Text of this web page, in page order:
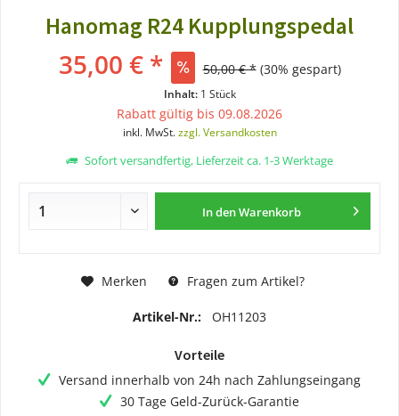
Hanomag R24 Kupplungspedal
35,00 € * 50,00 € * (30% gespart)
Inhalt: 1 Stück
Rabatt gültig bis 09.08.2026
inkl. MwSt.zzgl. Versandkosten
Sofort versandfertig, Lieferzeit ca. 1-3 Werktage
In denWarenkorb
Merken Fragen zum Artikel?
Artikel-Nr.: OH11203
Vorteile
Versand innerhalb von 24h nach Zahlungseingang
30 Tage Geld-Zurück-Garantie